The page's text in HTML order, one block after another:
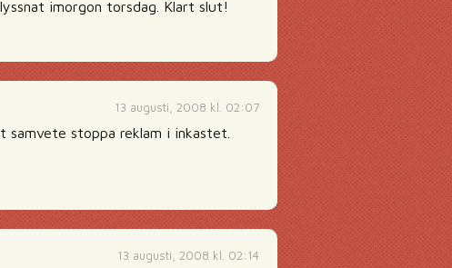
imorgon torsdag. Klart slut!
13 augusti, 2008 kl. 02:07
samvete stoppa reklam i inkastet.
13 augusti, 2008 kl. 02:14